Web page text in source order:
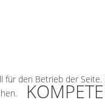
den Betrieb der